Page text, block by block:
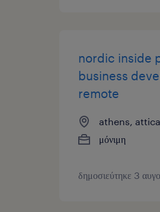
nordic inside
business
remote
athens, attica
μόνιμη
δημοσιεύτηκε 3